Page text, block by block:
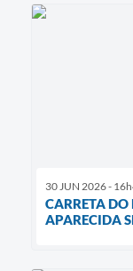
30 JUN 2026 -
CARRETA DO
APARECIDA